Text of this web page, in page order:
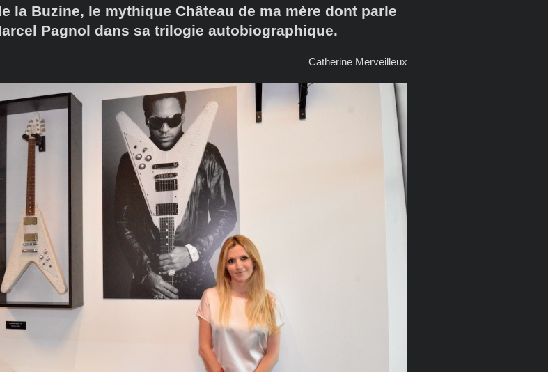
la Buzine, le mythique Château de ma mère dont parle
Pagnol dans sa trilogie autobiographique.
Catherine Merveilleux